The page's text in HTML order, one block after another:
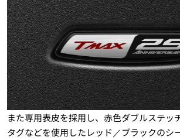
また専用表皮を採用し、赤色ダブルステッ
タグなどを使用したレッド／ブラックのシ